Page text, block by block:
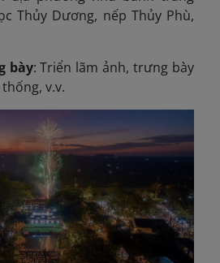
Thủy Dương, nếp Thủy Phù,
bày: Triển lãm ảnh, trưng bày
v.v.